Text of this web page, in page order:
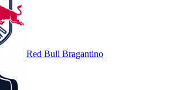
Red Bull Bragantino